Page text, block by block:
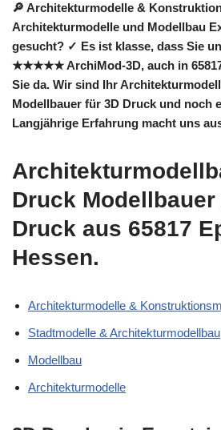
🔎 Architekturmodelle &
Architekturmodelle und Modellbau
gesucht? ✓ Es ist klasse, dass Sie
★★★★★ ArchiMod-3D, auch in
Sie da. Wir sind Ihr
Modellbauer für 3D Druck und noch
Langjährige Erfahrung macht uns
Druck Modellbauer
Druck aus 65817
Hessen.
Architekturmodelle &
Stadtmodelle & Architekturmodellbau
Modellbau
Architekturmodelle